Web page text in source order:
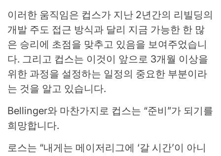
이러한 움직임은 컵스가 지난 2년간의 리빌딩의
개발 주도 접근 방식과 달리 지금 가능한 한 많
은 승리에 초점을 맞추고 있음을 보여주었습니
다. 그리고 컵스는 이것이 앞으로 3개월 이상을
위한 과정을 설정하는 일정의 중요한 부분이라
는 것을 알고 있습니다.
Bellinger와 마찬가지로 컵스는 “준비”가 되기를
희망합니다.
로스는 “내게는 메이저리그에 ‘갈 시간’이 아니